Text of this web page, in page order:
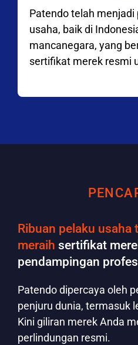
Patendo telah menjadi
usaha, baik di
mancanegara, yang
sertifikat merek resmi
Ribuan pelaku usaha
meraih sertifikat
pendampingan
Patendo dipercaya oleh
penjuru dunia, termasuk
Kini giliran merek Anda
perlindungan resmi.